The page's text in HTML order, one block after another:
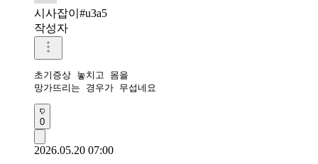
시사잡이#u3a5
작성자
초기증상 놓치고 몸을
망가뜨리는 경우가 무섭네요
0
2026.05.20 07:00